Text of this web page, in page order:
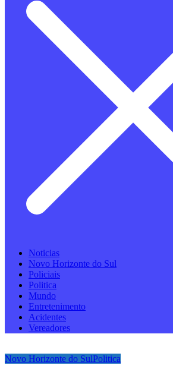
Noticias
Novo Horizonte do Sul
Policiais
Politica
Mundo
Entretenimento
Acidentes
Vereadores
Novo Horizonte do SulPolitica